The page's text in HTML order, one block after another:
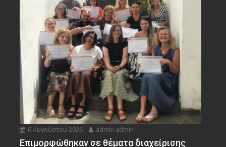
6 Αυγούστου 2026 admin admin
Eπιμορφώθηκαν σε θέματα διαχείρισης